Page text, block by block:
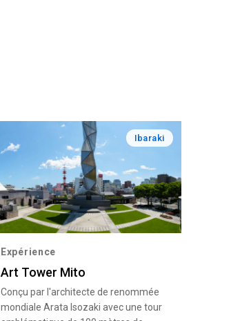
Ibaraki
Expérience
Art Tower Mito
Conçu par l'architecte de renommée
mondiale Arata Isozaki avec une tour